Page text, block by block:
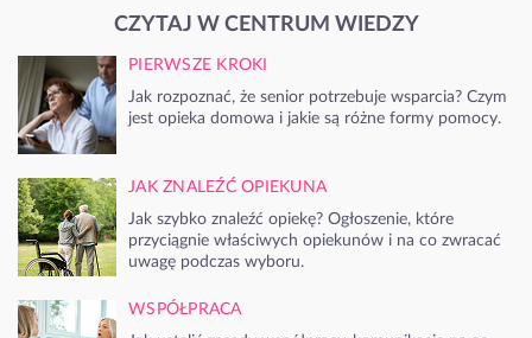
CZYTAJ W CENTRUM WIEDZY
PIERWSZE KROKI
Jak rozpoznać, że senior potrzebuje wsparcia? Czym
jest opieka domowa i jakie są różne formy pomocy.
JAK ZNALEŹĆ OPIEKUNA
Jak szybko znaleźć opiekę? Ogłoszenie, które
przyciągnie właściwych opiekunów i na co zwracać
uwagę podczas wyboru.
WSPÓŁPRACA